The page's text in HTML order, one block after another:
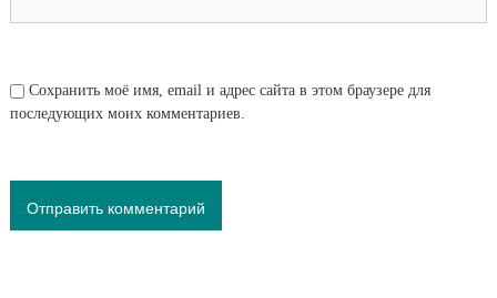
Сохранить моё имя, email и адрес сайта в этом браузере для
последующих моих комментариев.